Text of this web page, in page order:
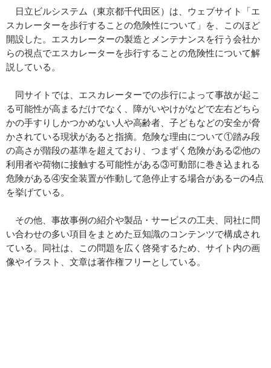
日立ビルシステム（東京都千代田区）は、ウェブサイト「エ
スカレーターを歩行することの危険性について」を、このほど
開設した。エスカレーターの製造とメンテナンスを行う会社か
らの視点でエスカレーターを歩行することの危険性について解
説している。
同サイトでは、エスカレーターでの歩行によって事故が起こ
る可能性が高まるだけでなく、障がいやけがなどで左右どちら
かの手すりしかつかめない人や高齢者、子どもなどの安全が脅
かされている現状があると指摘。危険な理由について①踏み段
の高さが階段の基準を超えており、つまずく危険がある②他の
利用者や荷物に接触する可能性がある③可動部に巻き込まれる
危険がある④安全装置が作動して急停止する場合がある―の4点
を挙げている。
その他、事故事例の紹介や製品・サービスの工夫、同社に問
い合わせの多い項目をまとめた豆知識のコンテンツで構成され
ている。同社は、この問題を広く啓発するため、サイト内の画
像やイラスト、文章は著作権フリーとしている。